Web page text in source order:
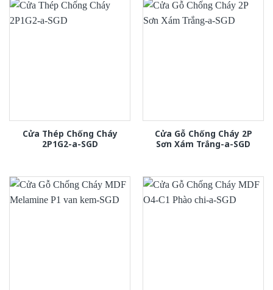
Cửa Thép Chống Cháy
2P1G2-a-SGD
Cửa Gỗ Chống Cháy 2P
Sơn Xám Trắng-a-SGD